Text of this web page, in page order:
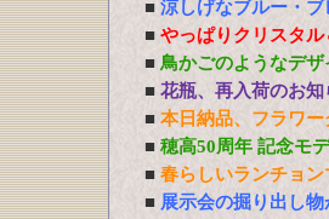
■ 涼しげなブルー・
■ やっぱりクリスタ
■ 鳥かごのようなデ
■ 花瓶、再入荷のお知
■ 本日納品、フラワ
■ 穂高50周年 記念モ
■ 春らしいランチョ
■ 展示会の掘り出し物